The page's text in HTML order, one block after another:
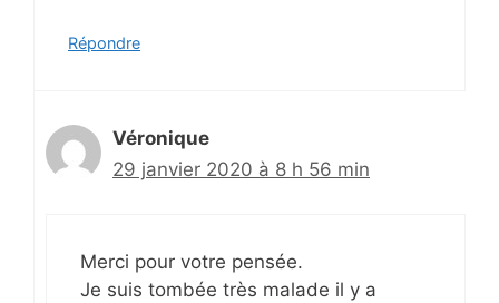
Répondre
Véronique
29 janvier 2020 à 8 h 56 min
Merci pour votre pensée.
Je suis tombée très malade il y a